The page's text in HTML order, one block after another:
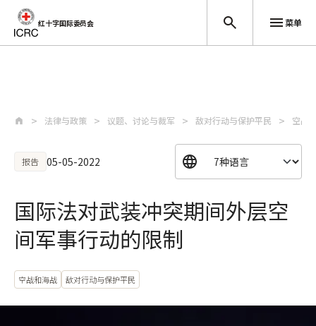
红十字国际委员会 菜单
法律与政策 议题、讨论与裁军 敌对行动与保护平民 空战
报告 05-05-2022
国际法对武装冲突期间外层空
间军事行动的限制
空战和海战 敌对行动与保护平民